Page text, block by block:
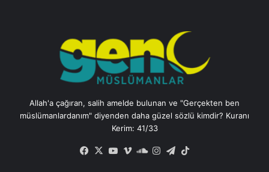
Allah'a çağıran, salih amelde bulunan ve "Gerçekten ben
müslümanlardanım" diyenden daha güzel sözlü kimdir? Kuranı
Kerim: 41/33
Facebook
X YouTube
VimeoSoundCloud
Instagram
Telegram